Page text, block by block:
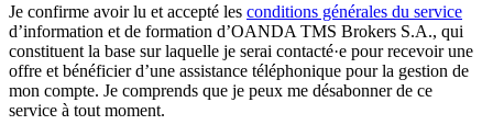
Je confirme avoir lu et accepté les conditions générales du service
d’information et de formation d’OANDA TMS Brokers S.A., qui
constituent la base sur laquelle je serai contacté·e pour recevoir une
offre et bénéficier d’une assistance téléphonique pour la gestion de
mon compte. Je comprends que je peux me désabonner de ce
service à tout moment.